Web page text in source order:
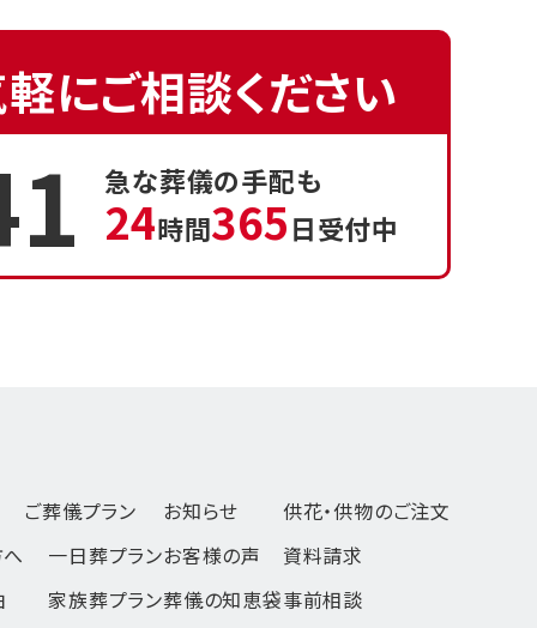
にご相談ください
急な葬儀の手配も
24時間365日受付中
ご葬儀プラン
一日葬プラン
家族葬プラン
お知らせ
お客様の声
葬儀の知恵袋
供花・供物のご注文
資料請求
事前相談